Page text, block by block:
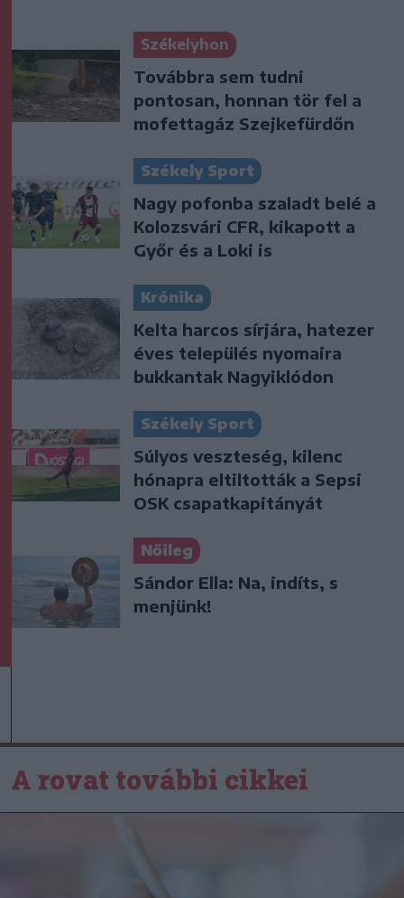
Székelyhon
Továbbra sem tudni
pontosan, honnan tör fel a
mofettagáz Szejkefürdőn
Székely Sport
Nagy pofonba szaladt belé a
Kolozsvári CFR, kikapott a
Győr és a Loki is
Krónika
Kelta harcos sírjára, hatezer
éves település nyomaira
bukkantak Nagyiklódon
Székely Sport
Súlyos veszteség, kilenc
hónapra eltiltották a Sepsi
OSK csapatkapitányát
Nőileg
Sándor Ella: Na, indíts, s
menjünk!
A rovat további cikkei